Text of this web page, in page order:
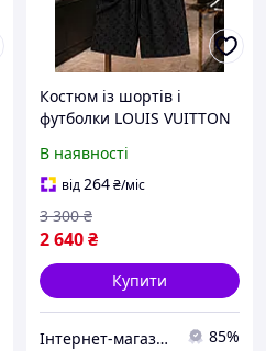
Костюм із шортів і
футболки LOUIS VUITTON
комплект для активного
відпочинку
В наявності
від264₴/міс
2 640₴
3 300 ₴
Купити
Інтернет-магазин SALE TOOLS 85%